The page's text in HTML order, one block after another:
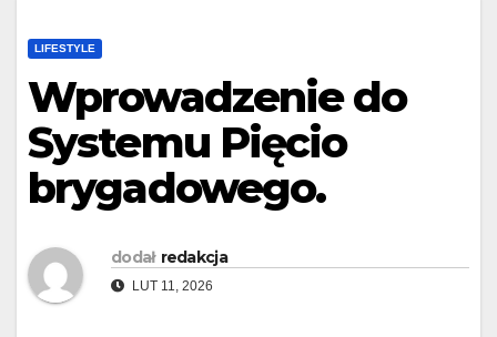
LIFESTYLE
Wprowadzenie do
Systemu Pięcio
brygadowego.
dodał redakcja
LUT 11, 2026